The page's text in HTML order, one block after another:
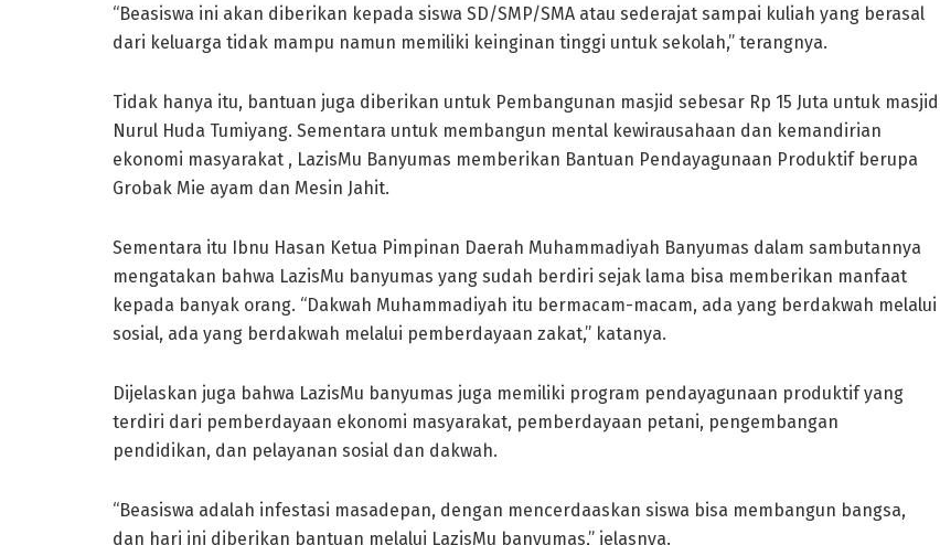
“Beasiswa ini akan diberikan kepada siswa SD/SMP/SMA atau sederajat sampai kuliah yang berasal
dari keluarga tidak mampu namun memiliki keinginan tinggi untuk sekolah,” terangnya.
Tidak hanya itu, bantuan juga diberikan untuk Pembangunan masjid sebesar Rp 15 Juta untuk masjid
Nurul Huda Tumiyang. Sementara untuk membangun mental kewirausahaan dan kemandirian
ekonomi masyarakat , LazisMu Banyumas memberikan Bantuan Pendayagunaan Produktif berupa
Grobak Mie ayam dan Mesin Jahit.
Sementara itu Ibnu Hasan Ketua Pimpinan Daerah Muhammadiyah Banyumas dalam sambutannya
mengatakan bahwa LazisMu banyumas yang sudah berdiri sejak lama bisa memberikan manfaat
kepada banyak orang. “Dakwah Muhammadiyah itu bermacam-macam, ada yang berdakwah melalui
sosial, ada yang berdakwah melalui pemberdayaan zakat,” katanya.
Dijelaskan juga bahwa LazisMu banyumas juga memiliki program pendayagunaan produktif yang
terdiri dari pemberdayaan ekonomi masyarakat, pemberdayaan petani, pengembangan
pendidikan, dan pelayanan sosial dan dakwah.
“Beasiswa adalah infestasi masadepan, dengan mencerdaaskan siswa bisa membangun bangsa,
dan hari ini diberikan bantuan melalui LazisMu banyumas,” jelasnya.